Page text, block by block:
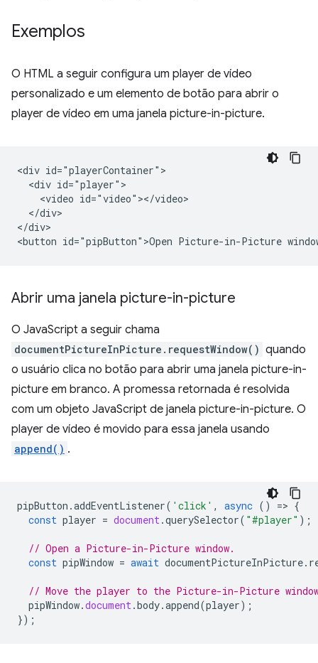
Exemplos
O HTML a seguir configura um player de vídeo
personalizado e um elemento de botão para abrir o
player de vídeo em uma janela picture-in-picture.
<div id="playerContainer">
  <div id="player">
    <video id="video"></video>
  </div>
</div>
Abrir uma janela picture-in-picture
O JavaScript a seguir chama
documentPictureInPicture.requestWindow() quando
o usuário clica no botão para abrir uma janela picture-in-
picture em branco. A promessa retornada é resolvida
com um objeto JavaScript de janela picture-in-picture. O
player de vídeo é movido para essa janela usando
append() .
pipButton .addEventListener( 'click' , async () => {
const player = document .querySelector( "#player" );
// Open a Picture-in-Picture window.
const pipWindow = await documentPictureInPicture.
// Move the player to the Picture-in-Picture
pipWindow.document .body.append(player);
});